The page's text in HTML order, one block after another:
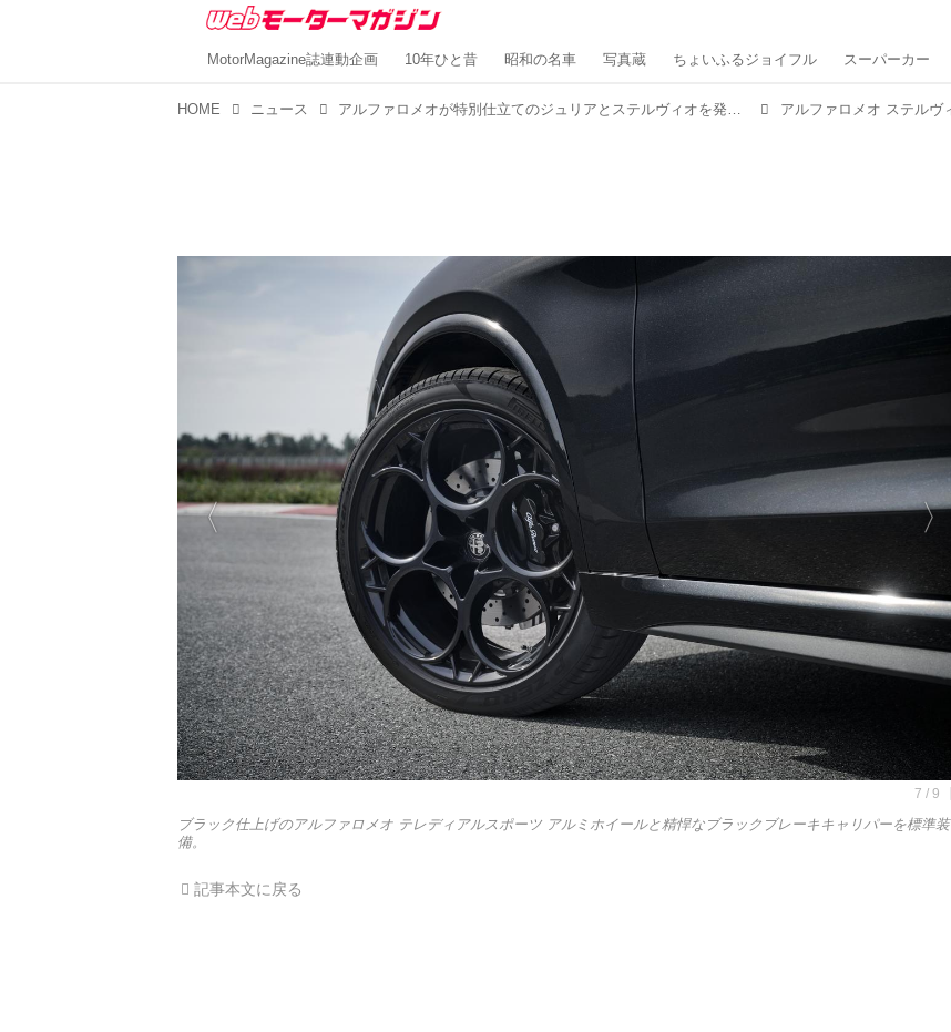
MotorMagazine誌連動企画 10年ひと昔 昭和の名車 写真蔵 ちょいふるジョイフル スーパーカー
HOME ニュース アルファロメオが特別仕立てのジュリアとステルヴィオを発表、全世界450台限定
ブラック仕上げのアルファロメオ テレディアルスポーツ アルミホイールと精悍なブラックブレーキキャリパーを標準装
備。
記事本文に戻る